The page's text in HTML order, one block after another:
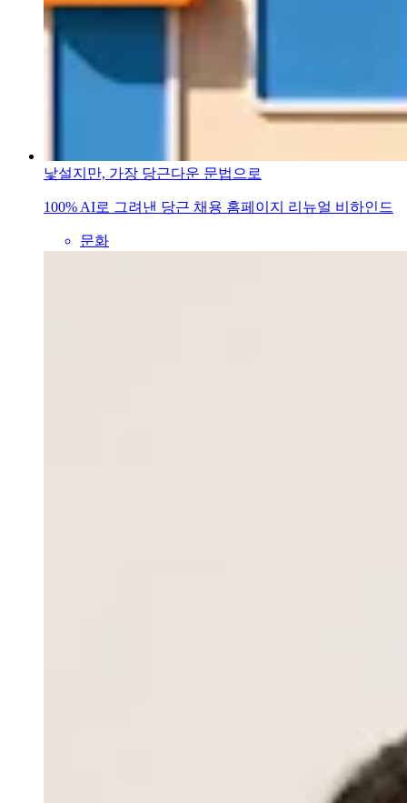
낯설지만, 가장 당근다운 문법으로
100% AI로 그려낸 당근 채용 홈페이지 리뉴얼 비하인드
문화